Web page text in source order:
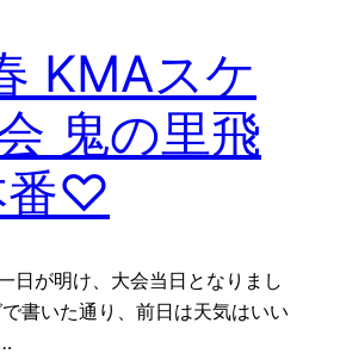
KMAスケ
鬼の里飛
番♡
日が明け、大会当日となりまし
書いた通り、前日は天気はいい